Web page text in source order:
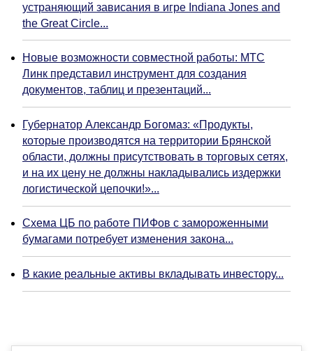
устраняющий зависания в игре Indiana Jones and
the Great Circle...
Новые возможности совместной работы: МТС
Линк представил инструмент для создания
документов, таблиц и презентаций...
Губернатор Александр Богомаз: «Продукты,
которые производятся на территории Брянской
области, должны присутствовать в торговых сетях,
и на их цену не должны накладывались издержки
логистической цепочки!»...
Схема ЦБ по работе ПИФов с замороженными
бумагами потребует изменения закона...
В какие реальные активы вкладывать инвестору...